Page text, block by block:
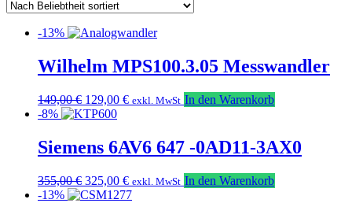
-13%
Wilhelm MPS100.3.05 Messwandler
149,00€ Ursprünglicher
Preis
149,00 €
129,00 €Aktueller
129,00 €.
exkl. MwSt In den Warenkorb
-8%
Siemens 6AV6 647 -0AD11-3AX0
355,00€ Ursprünglicher
Preis
325,00 €Aktueller
Preis
exkl. MwSt In den Warenkorb
-13%